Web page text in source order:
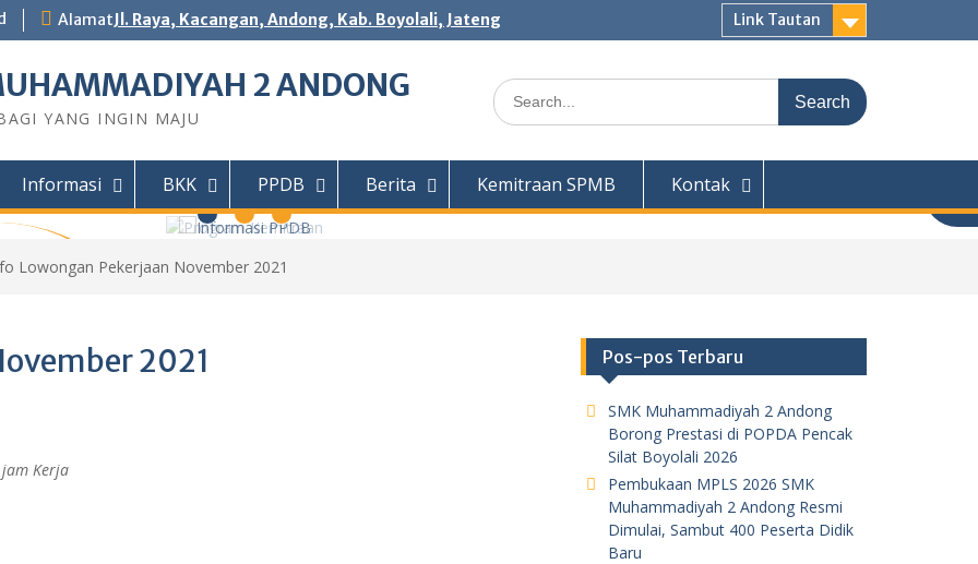
AlamatJl. Raya, Kacangan, Andong, Kab. Boyolali, Jateng Link Tautan
2 ANDONG
YANG INGIN MAJU
Search
for:
Informasi BKK PPDB Berita Kemitraan SPMB Kontak
(TSM)
Lowongan Pekerjaan November 2021
2021
jam Kerja
Pos-pos Terbaru
SMK Muhammadiyah 2 Andong
Borong Prestasi di POPDA Pencak
Silat Boyolali 2026
Pembukaan MPLS 2026 SMK
Muhammadiyah 2 Andong Resmi
Dimulai, Sambut 400 Peserta Didik
Baru